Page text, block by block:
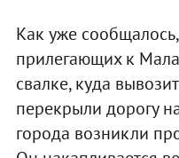
Как уже
прилегающих к
свалке, куда
перекрыли дорогу
города возникли